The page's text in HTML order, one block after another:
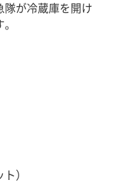
隊が冷蔵庫を開け
ト）